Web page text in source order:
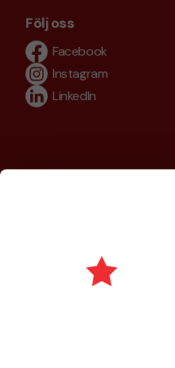
Följ oss
Facebook
Instagram
LinkedIn